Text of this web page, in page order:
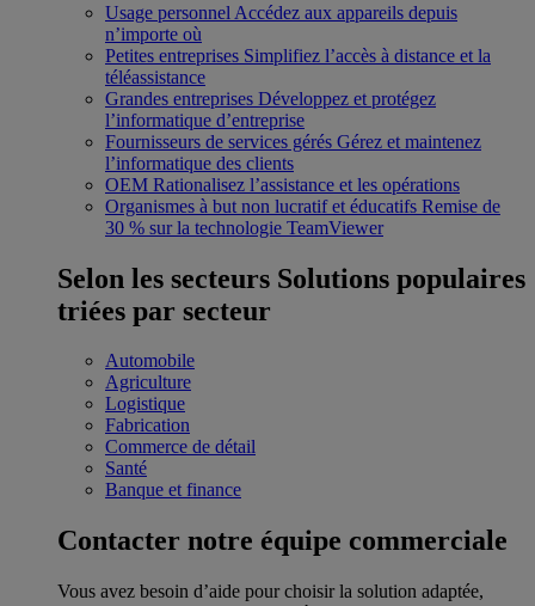
Usage personnel Accédez aux appareils depuis
n’importe où
Petites entreprises Simplifiez l’accès à distance et la
téléassistance
Grandes entreprises Développez et protégez
l’informatique d’entreprise
Fournisseurs de services gérés Gérez et maintenez
l’informatique des clients
OEM Rationalisez l’assistance et les opérations
Organismes à but non lucratif et éducatifs Remise de
30 % sur la technologie TeamViewer
Selon les secteurs Solutions populaires
triées par secteur
Automobile
Agriculture
Logistique
Fabrication
Commerce de détail
Santé
Banque et finance
Contacter notre équipe commerciale
Vous avez besoin d’aide pour choisir la solution adaptée,